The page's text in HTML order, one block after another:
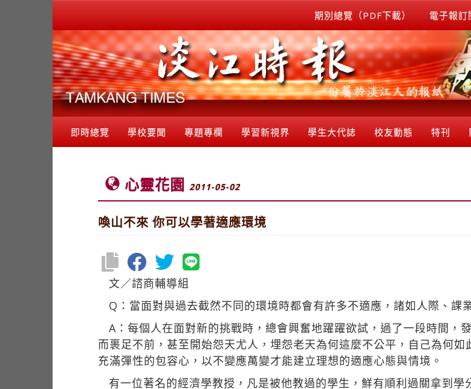
期別總覽（PDF下載） 電子報訂
即時總覽 學校要聞 專題專欄 學習新視界 學生大代誌 校友動態 特刊
心靈花園 2011-05-02
喚山不來 你可以學著適應環境
文／諮商輔導組
Q：當面對與過去截然不同的環境時都會有許多不適應，諸如人際、課
A：每個人在面對新的挑戰時，總會興奮地躍躍欲試，過了一段時間，
而裹足不前，甚至開始怨天尤人，埋怨老天為何這麼不公平，自己為何
充滿彈性的包容心，以不變應萬變才能建立理想的適應心態與情境。
有一位著名的經濟學教授，凡是被他教過的學生，鮮有順利過關拿到學